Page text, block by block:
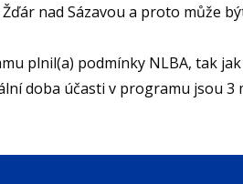
nad Sázavou a proto může
plnil(a) podmínky NLBA, tak
doba účasti v programu jsou 3